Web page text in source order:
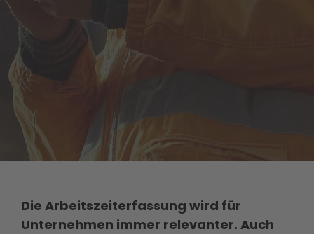
Die Arbeitszeiterfassung wird für
Unternehmen immer relevanter. Auch